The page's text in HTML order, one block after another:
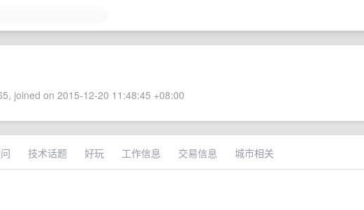
joined on 2015-12-20 11:48:45 +08:00
技术话题 好玩 工作信息 交易信息 城市相关